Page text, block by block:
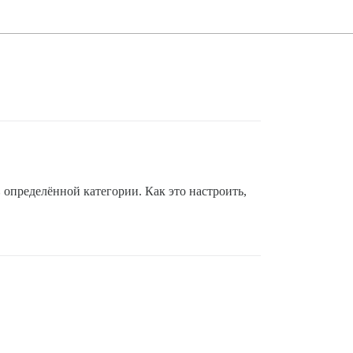
категории. Как это настроить,